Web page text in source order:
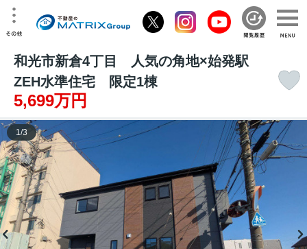
和光市新倉4丁目 人気の角地×始発駅
ZEH水準住宅 限定1棟
5,699万円
1/3